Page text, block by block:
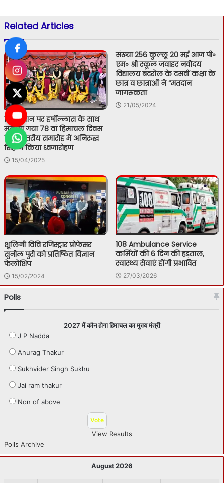
Related Articles
रिज मैदान पर हर्षोल्लास के साथ
मनाया गया 78 वां हिमाचल दिवस
जिला स्तरीय समारोह में अनिरुद्ध
सिंह ने किया ध्वजारोहण
15/04/2025
संख्या 256 कुल्लू 20 मई आज पी॰
एम॰ श्री स्कूल जवाहर नवोदय
विद्यालय बंदरोल के दसवीं कक्षा के
छात्र व छात्राओं ने “मतदान
जागरूकता
21/05/2024
शूलिनी विवि रजिस्ट्रार प्रोफेसर
सुनील पुरी को प्रतिष्ठित विज्ञान
फेलोशिप
15/02/2024
108 Ambulance Service
कर्मियों की 6 दिन की हड़ताल,
स्वास्थ्य सेवाएं होंगी प्रभावित
27/03/2026
Polls
2027 में कौन होगा हिमाचल का मुख्य मंत्री
J P Nadda
Anurag Thakur
Sukhvider Singh Sukhu
Jai ram thakur
Non of above
View Results
Polls Archive
August 2026